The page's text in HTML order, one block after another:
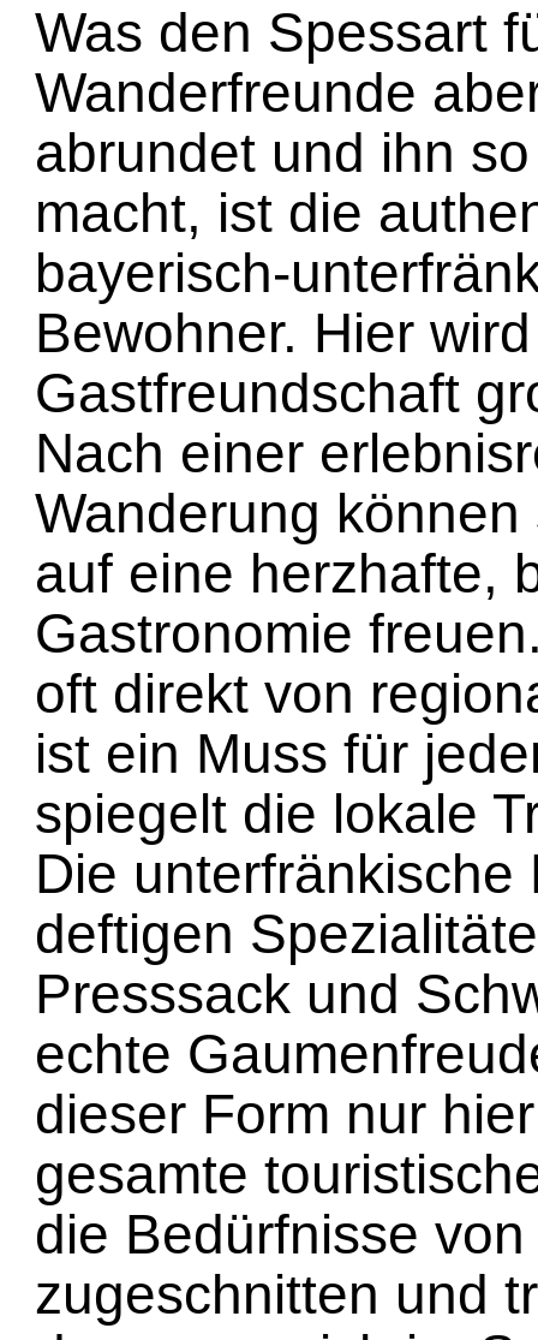
Was den Spessart
Wanderfreunde
abrundet und ihn
macht, ist die
bayerisch-
Bewohner. Hier wird
Gastfreundschaft
Nach einer
Wanderung
auf eine herzhafte,
Gastronomie
oft direkt von
ist ein Muss für
spiegelt die lokale
Die unterfränkische
deftigen
Presssack und
echte
dieser Form nur
gesamte
die Bedürfnisse
zugeschnitten und